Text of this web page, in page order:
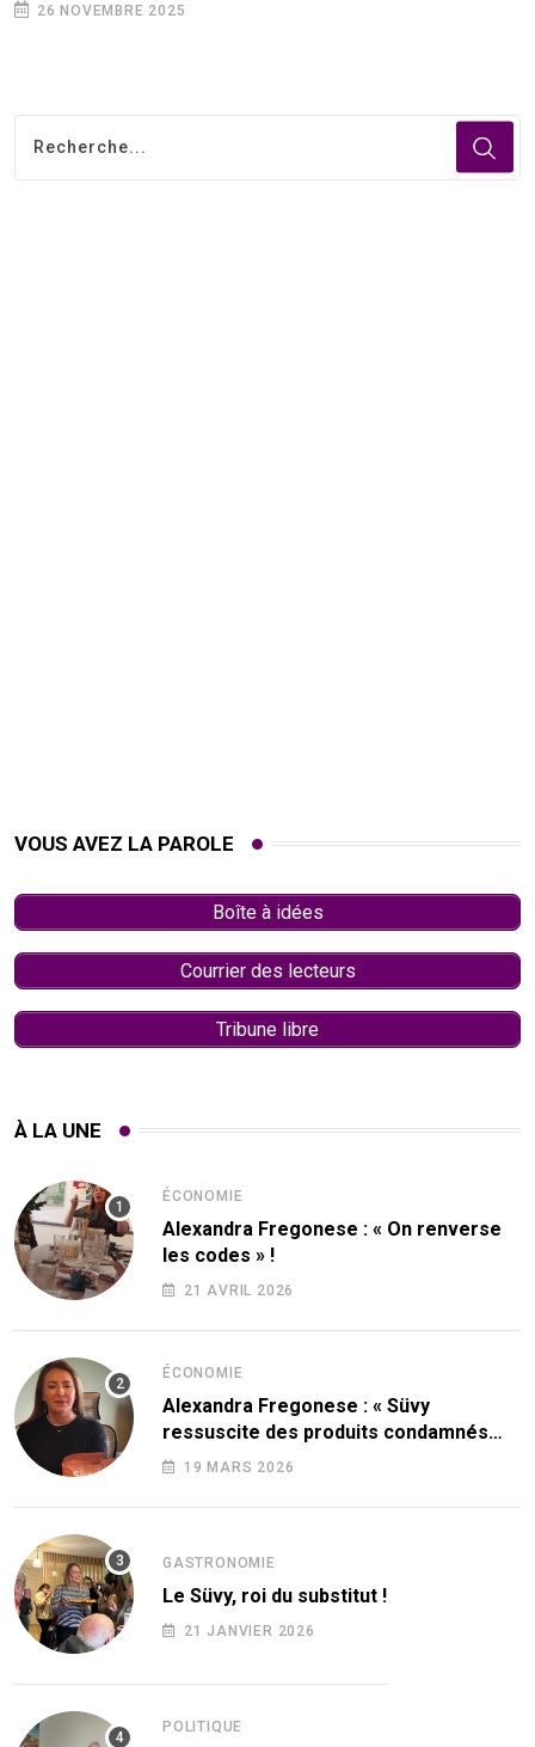
26 NOVEMBRE 2025
VOUS AVEZ LA PAROLE
Boîte à idées
Courrier des lecteurs
Tribune libre
À LA UNE
ÉCONOMIE
Alexandra Fregonese : « On renverse
les codes » !
21 AVRIL 2026
ÉCONOMIE
Alexandra Fregonese : « Süvy
ressuscite des produits condamnés
par le sucre ! »
19 MARS 2026
GASTRONOMIE
Le Süvy, roi du substitut !
21 JANVIER 2026
POLITIQUE